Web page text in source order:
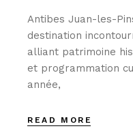
Antibes Juan-les-
destination
alliant patrimoine
et programmation
année,
READ MORE